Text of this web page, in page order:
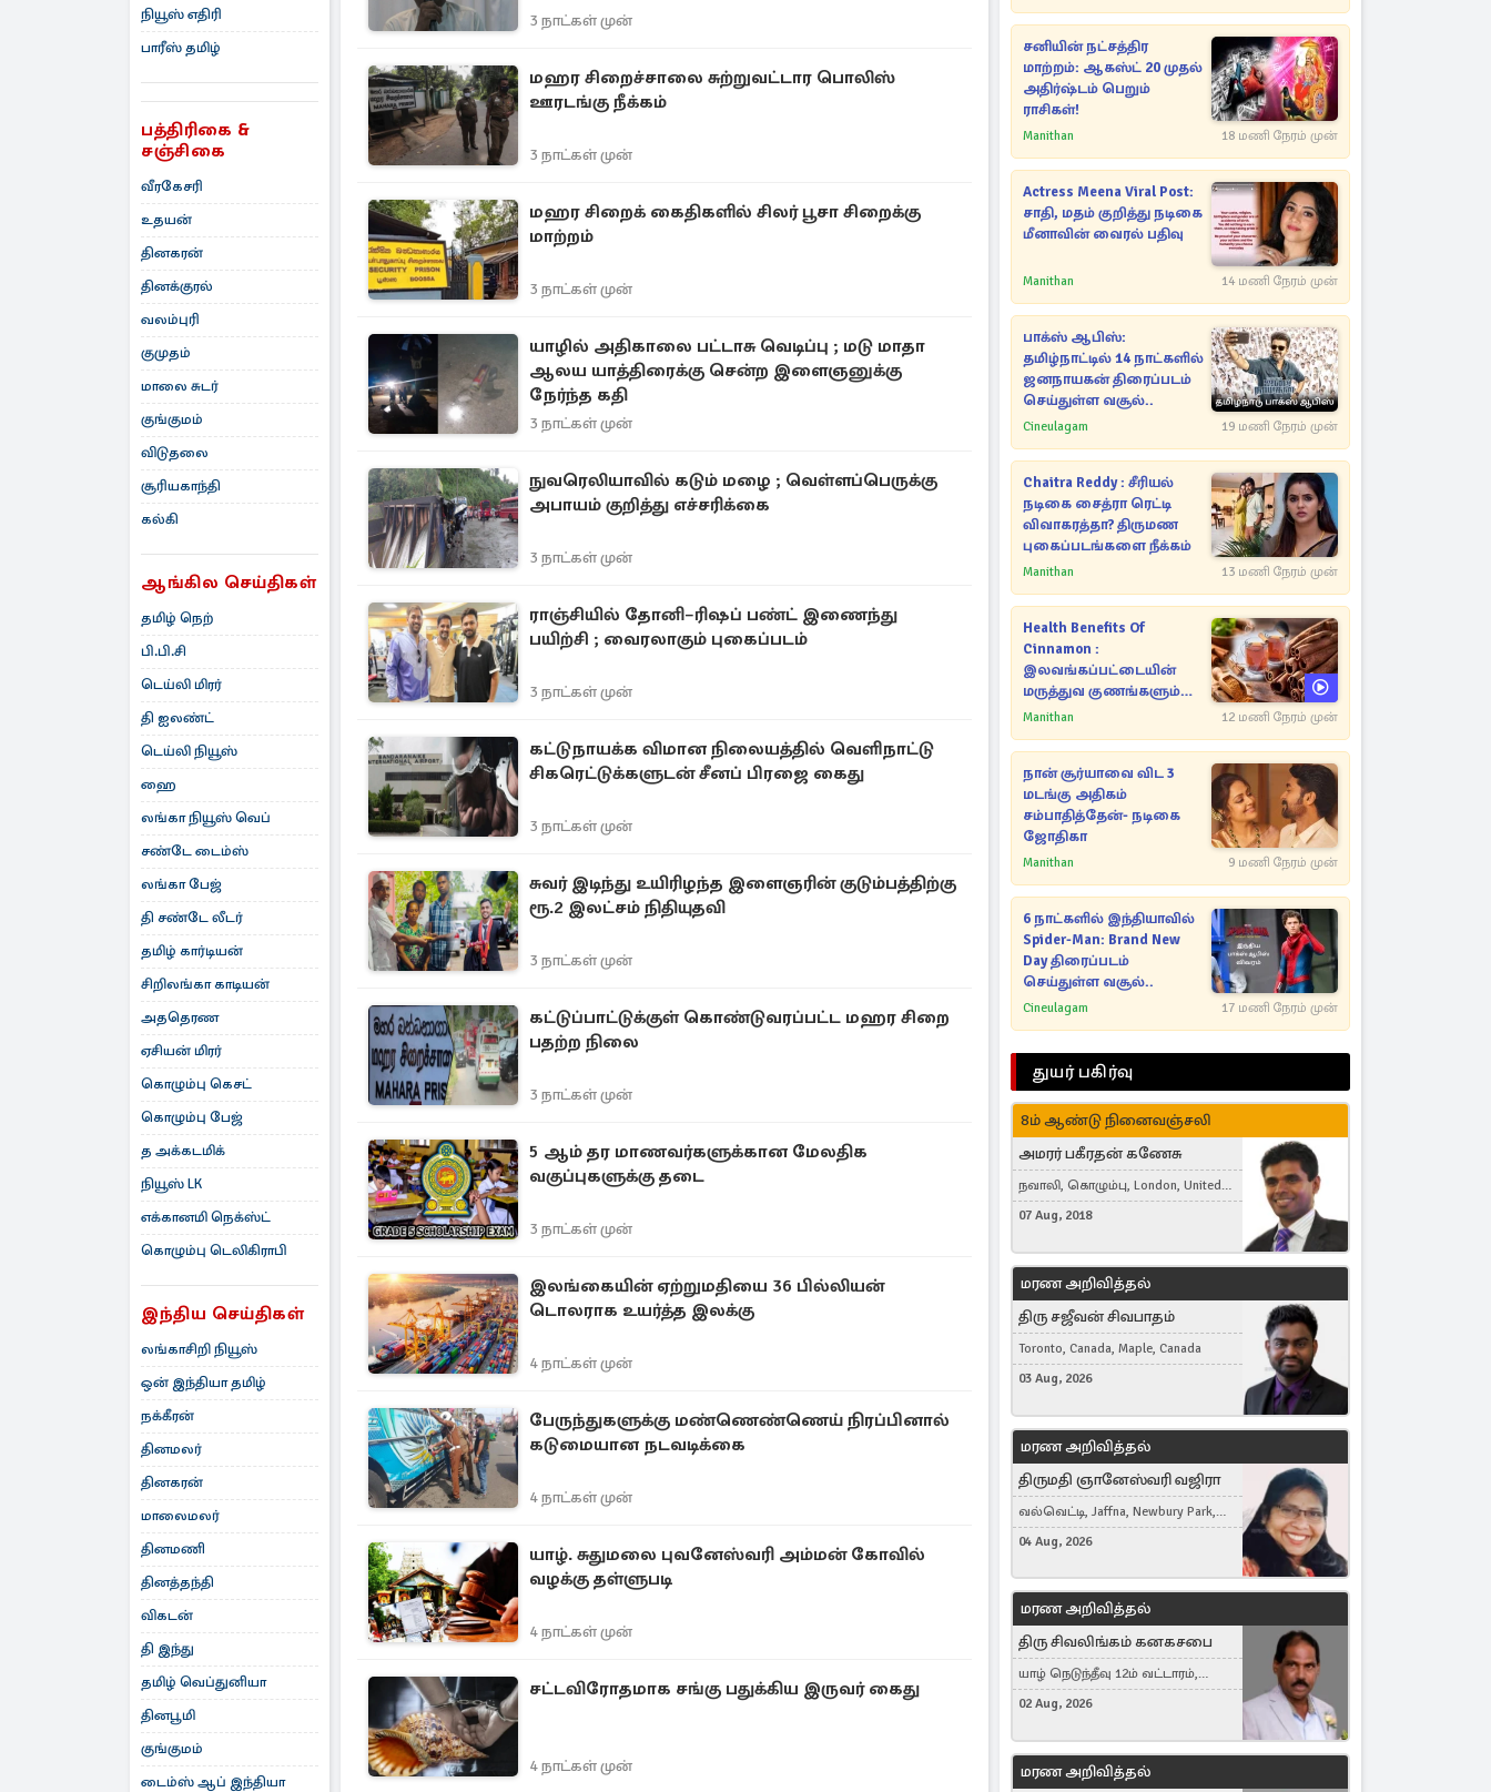
நியூஸ் எதிரி
பாரீஸ் தமிழ்
பத்திரிகை &
சஞ்சிகை
வீரகேசரி
உதயன்
தினகரன்
தினக்குரல்
வலம்புரி
குமுதம்
மாலை சுடர்
குங்குமம்
விடுதலை
சூரியகாந்தி
கல்கி
ஆங்கில செய்திகள்
தமிழ் நெற்
பி.பி.சி
டெய்லி மிரர்
தி ஐலண்ட்
டெய்லி நியூஸ்
ஹை
லங்கா நியூஸ் வெப்
சண்டே டைம்ஸ்
லங்கா பேஜ்
தி சண்டே லீடர்
தமிழ் கார்டியன்
சிறிலங்கா காடியன்
அததெரண
ஏசியன் மிரர்
கொழும்பு கெசட்
கொழும்பு பேஜ்
த அக்கடமிக்
நியூஸ் LK
எக்கானமி நெக்ஸ்ட்
கொழும்பு டெலிகிராபி
இந்திய செய்திகள்
லங்காசிறி நியூஸ்
ஒன் இந்தியா தமிழ்
நக்கீரன்
தினமலர்
தினகரன்
மாலைமலர்
தினமணி
தினத்தந்தி
விகடன்
தி இந்து
தமிழ் வெப்துனியா
தினபூமி
குங்குமம்
டைம்ஸ் ஆப் இந்தியா
3 நாட்கள் முன்
மஹர சிறைச்சாலை சுற்றுவட்டார பொலிஸ்
ஊரடங்கு நீக்கம்
3 நாட்கள் முன்
மஹர சிறைக் கைதிகளில் சிலர் பூசா சிறைக்கு
மாற்றம்
3 நாட்கள் முன்
யாழில் அதிகாலை பட்டாசு வெடிப்பு ; மடு மாதா
ஆலய யாத்திரைக்கு சென்ற இளைஞனுக்கு
நேர்ந்த கதி
3 நாட்கள் முன்
நுவரெலியாவில் கடும் மழை ; வெள்ளப்பெருக்கு
அபாயம் குறித்து எச்சரிக்கை
3 நாட்கள் முன்
ராஞ்சியில் தோனி–ரிஷப் பண்ட் இணைந்து
பயிற்சி ; வைரலாகும் புகைப்படம்
3 நாட்கள் முன்
கட்டுநாயக்க விமான நிலையத்தில் வெளிநாட்டு
சிகரெட்டுக்களுடன் சீனப் பிரஜை கைது
3 நாட்கள் முன்
சுவர் இடிந்து உயிரிழந்த இளைஞரின் குடும்பத்திற்கு
ரூ.2 இலட்சம் நிதியுதவி
3 நாட்கள் முன்
கட்டுப்பாட்டுக்குள் கொண்டுவரப்பட்ட மஹர சிறை
பதற்ற நிலை
3 நாட்கள் முன்
5 ஆம் தர மாணவர்களுக்கான மேலதிக
வகுப்புகளுக்கு தடை
3 நாட்கள் முன்
இலங்கையின் ஏற்றுமதியை 36 பில்லியன்
டொலராக உயர்த்த இலக்கு
4 நாட்கள் முன்
பேருந்துகளுக்கு மண்ணெண்ணெய் நிரப்பினால்
கடுமையான நடவடிக்கை
4 நாட்கள் முன்
யாழ். சுதுமலை புவனேஸ்வரி அம்மன் கோவில்
வழக்கு தள்ளுபடி
4 நாட்கள் முன்
சட்டவிரோதமாக சங்கு பதுக்கிய இருவர் கைது
4 நாட்கள் முன்
சனியின் நட்சத்திர
மாற்றம்: ஆகஸ்ட் 20 முதல்
அதிர்ஷ்டம் பெறும்
ராசிகள்!
Manithan 18 மணி நேரம் முன்
Actress Meena Viral Post:
சாதி, மதம் குறித்து நடிகை
மீனாவின் வைரல் பதிவு
Manithan 14 மணி நேரம் முன்
பாக்ஸ் ஆபிஸ்:
தமிழ்நாட்டில் 14 நாட்களில்
ஜனநாயகன் திரைப்படம்
செய்துள்ள வசூல்..
Cineulagam 19 மணி நேரம் முன்
Chaitra Reddy : சீரியல்
நடிகை சைத்ரா ரெட்டி
விவாகரத்தா? திருமண
புகைப்படங்களை நீக்கம்
Manithan 13 மணி நேரம் முன்
Health Benefits Of
Cinnamon :
இலவங்கப்பட்டையின்
மருத்துவ குணங்களும்
ஆரோக்கிய
Manithan 12 மணி நேரம் முன்
நான் சூர்யாவை விட 3
மடங்கு அதிகம்
சம்பாதித்தேன்- நடிகை
ஜோதிகா
Manithan 9 மணி நேரம் முன்
6 நாட்களில் இந்தியாவில்
Spider-Man: Brand New
Day திரைப்படம்
செய்துள்ள வசூல்..
Cineulagam 17 மணி நேரம் முன்
துயர் பகிர்வு
8ம் ஆண்டு நினைவஞ்சலி
அமரர் பகீரதன் கணேசு
நவாலி, கொழும்பு, London, United
Kingdom
07 Aug, 2018
மரண அறிவித்தல்
திரு சஜீவன் சிவபாதம்
Toronto, Canada, Maple, Canada
03 Aug, 2026
மரண அறிவித்தல்
திருமதி ஞானேஸ்வரி வஜிரா
வல்வெட்டி, Jaffna, Newbury Park,
United Kingdom
04 Aug, 2026
மரண அறிவித்தல்
திரு சிவலிங்கம் கனகசபை
யாழ் நெடுந்தீவு 12ம் வட்டாரம்,
Jaffna, நயினாதீவு, London, United
02 Aug, 2026
மரண அறிவித்தல்